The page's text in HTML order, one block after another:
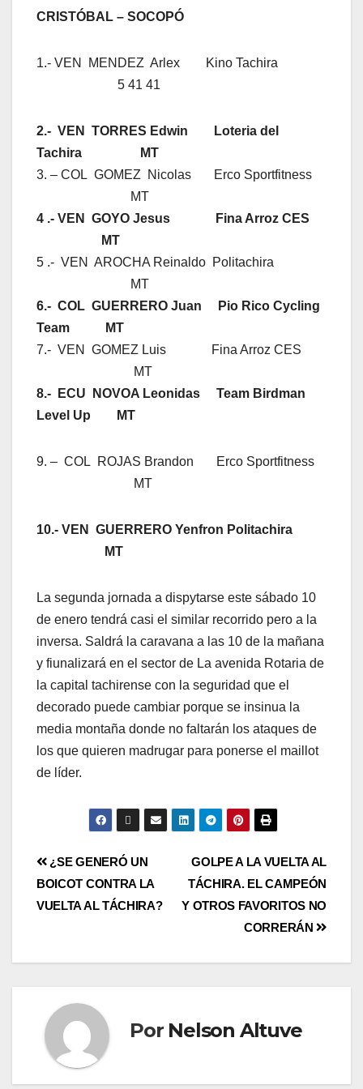
CRISTÓBAL – SOCOPÓ
1.- VEN MENDEZ Arlex Kino Tachira
5 41 41
2.- VEN TORRES Edwin Loteria del
Tachira MT
3. – COL GOMEZ Nicolas Erco Sportfitness
MT
4 .- VEN GOYO Jesus Fina Arroz CES
MT
5 .- VEN AROCHA Reinaldo Politachira
MT
6.- COL GUERRERO Juan Pio Rico Cycling
Team MT
7.- VEN GOMEZ Luis Fina Arroz CES
MT
8.- ECU NOVOA Leonidas Team Birdman
Level Up MT
9. – COL ROJAS Brandon Erco Sportfitness
MT
10.- VEN GUERRERO Yenfron Politachira
MT
La segunda jornada a dispytarse este sábado 10
de enero tendrá casi el similar recorrido pero a la
inversa. Saldrá la caravana a las 10 de la mañana
y fiunalizará en el sector de La avenida Rotaria de
la capital tachirense con la seguridad que el
decorado puede cambiar porque se insinua la
media montaña donde no faltarán los ataques de
los que quieren madrugar para ponerse el maillot
de líder.
GOLPE A LA VUELTA AL
TÁCHIRA. EL CAMPEÓN
Y OTROS FAVORITOS NO
CORRERÁN
¿SE GENERÓ UN
BOICOT CONTRA LA
VUELTA AL TÁCHIRA?
Por Nelson Altuve